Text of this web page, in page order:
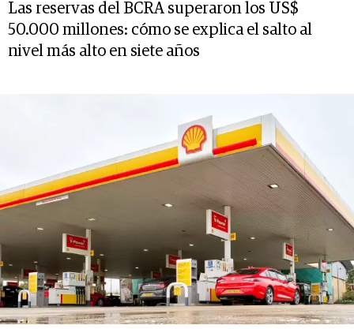
Las reservas del BCRA superaron los US$
50.000 millones: cómo se explica el salto al
nivel más alto en siete años